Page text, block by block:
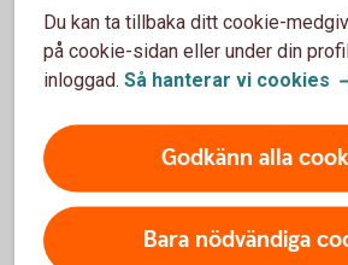
Bengt Ström
Kontakta vår skogs- och
lantbruksspecialist
Du kan ta tillbaka ditt cookie-
på cookie-sidan eller under din
inloggad. Så hanterar vi cookies
Godkänn alla
Bara nödvändiga